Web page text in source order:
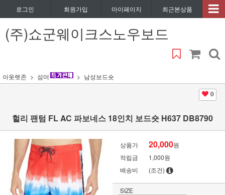
로그인 회원가입 마이페이지 최근본상품
(주)쇼군웨이크스노우보드
아웃렛존 섬머 남성보드숏
0
헐리 팬텀 FL AC 파보네스 18인치 보드숏 H637 DB8790
상품가 20,000원
적립금
1,000원
배송비
(조건)
SIZE